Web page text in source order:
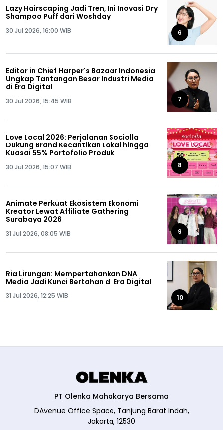
Lazy Hairscaping Jadi Tren, Ini Inovasi Dry
Shampoo Puff dari Woshday
30 Jul 2026, 16:00 WIB 6
Editor in Chief Harper's Bazaar Indonesia
Ungkap Tantangan Besar Industri Media
di Era Digital
30 Jul 2026, 15:45 WIB 7
Love Local 2026: Perjalanan Sociolla
Dukung Brand Kecantikan Lokal hingga
Kuasai 55% Portofolio Produk
30 Jul 2026, 15:07 WIB 8
Animate Perkuat Ekosistem Ekonomi
Kreator Lewat Affiliate Gathering
Surabaya 2026
31 Jul 2026, 08:05 WIB 9
Ria Lirungan: Mempertahankan DNA
Media Jadi Kunci Bertahan di Era Digital
31 Jul 2026, 12:25 WIB 10
PT Olenka Mahakarya Bersama
DAvenue Office Space, Tanjung Barat Indah,
Jakarta, 12530